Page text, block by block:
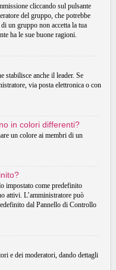
cliccando sul pulsante
del gruppo, che potrebbe
un gruppo non accetta la tua
ha le sue buone ragioni.
stabilisce anche il leader. Se
via posta elettronica o con
in colori differenti?
un colore ai membri di un
impostato come predefinito
attivi. L’amministratore può
dal Pannello di Controllo
e dei moderatori, dando dettagli